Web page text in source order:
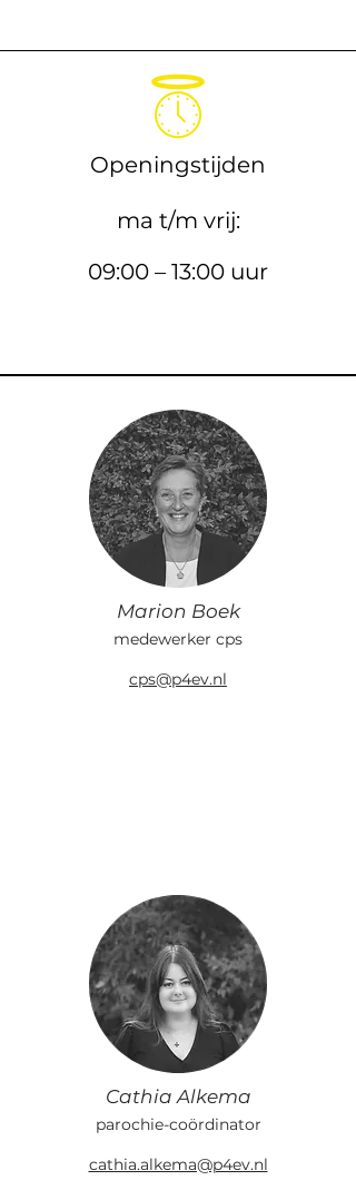
Openingstijden
ma t/m vrij:
09:00 – 13:00 uur
Marion Boek
medewerker cps
cps@p4ev.nl
Cathia Alkema
parochie-coördinator
cathia.alkema@p4ev.nl